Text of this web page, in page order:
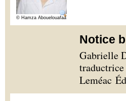
© Hamza Abouelouafaa
Notice
Gabrielle
Leméac